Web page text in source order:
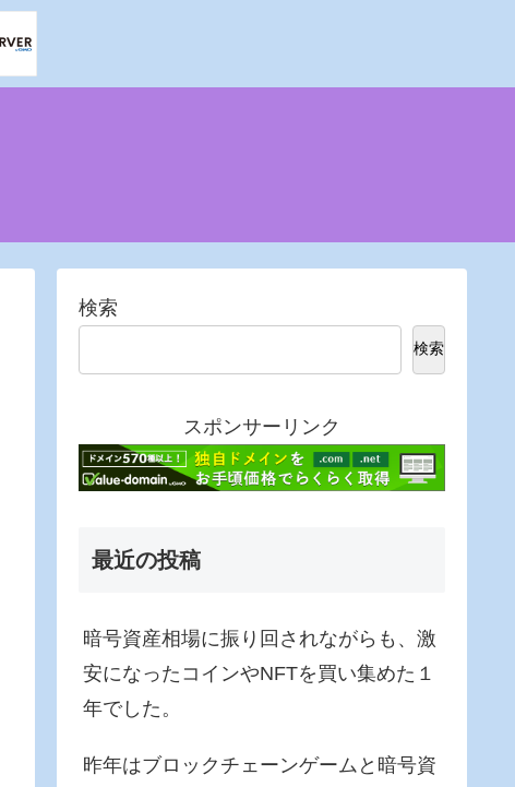
検索
検索
スポンサーリンク
最近の投稿
暗号資産相場に振り回されながらも、激
安になったコインやNFTを買い集めた１
年でした。
昨年はブロックチェーンゲームと暗号資